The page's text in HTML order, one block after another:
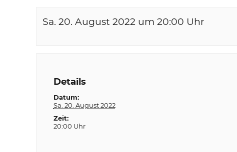
Sa. 20. August 2022 um 20:00 Uhr
Details
Datum:
Sa. 20. August 2022
Zeit:
20:00 Uhr